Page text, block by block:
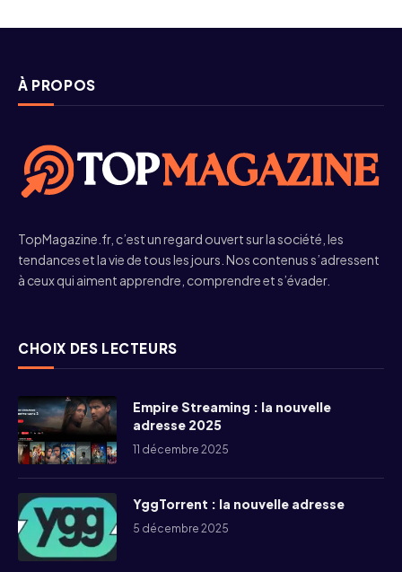
À PROPOS
TopMagazine.fr, c’est un regard ouvert sur la société, les
tendances et la vie de tous les jours. Nos contenus s’adressent
à ceux qui aiment apprendre, comprendre et s’évader.
CHOIX DES LECTEURS
Empire Streaming : la nouvelle
adresse 2025
11 décembre 2025
YggTorrent : la nouvelle adresse
5 décembre 2025